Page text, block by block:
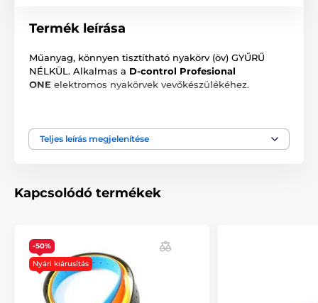
Termék leírása
Műanyag, könnyen tisztítható nyakörv (öv) GYŰRŰ
NÉLKÜL. Alkalmas a D-control Profesional
ONE elektromos nyakörvek vevőkészülékéhez.
Mérete: 15 mm x 70 cm
Megjegyzés: A kép csak illusztráció.
A műszaki specifikációk előzetes értesítés nélkül
változhatnak. A képek csak illusztrációk.
Teljes leírás megjelenítése
Kapcsolódó termékek
-50%
Nyári kiárusítás